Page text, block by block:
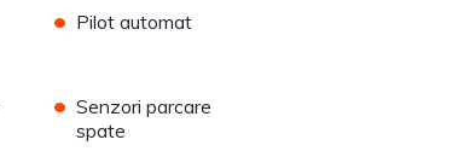
• Pilot automat
• Senzori parcare
spate